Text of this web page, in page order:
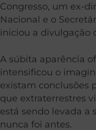
Congresso, um ex-
Nacional e o
iniciou a divulgação
A súbita aparência
intensificou o
existam conclusões
que extraterrestres
está sendo levada a
nunca foi antes.